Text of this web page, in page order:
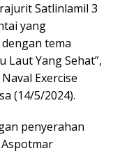
Satlinlamil 3
yang
tema
Laut Yang Sehat”,
Exercise
(14/5/2024).
penyerahan